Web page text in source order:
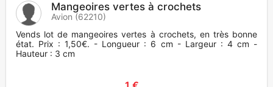
Mangeoires vertes à crochets
Avion (62210)
Vends lot de mangeoires vertes à crochets, en très bonne
état. Prix : 1,50€. - Longueur : 6 cm - Largeur : 4 cm -
Hauteur : 3 cm